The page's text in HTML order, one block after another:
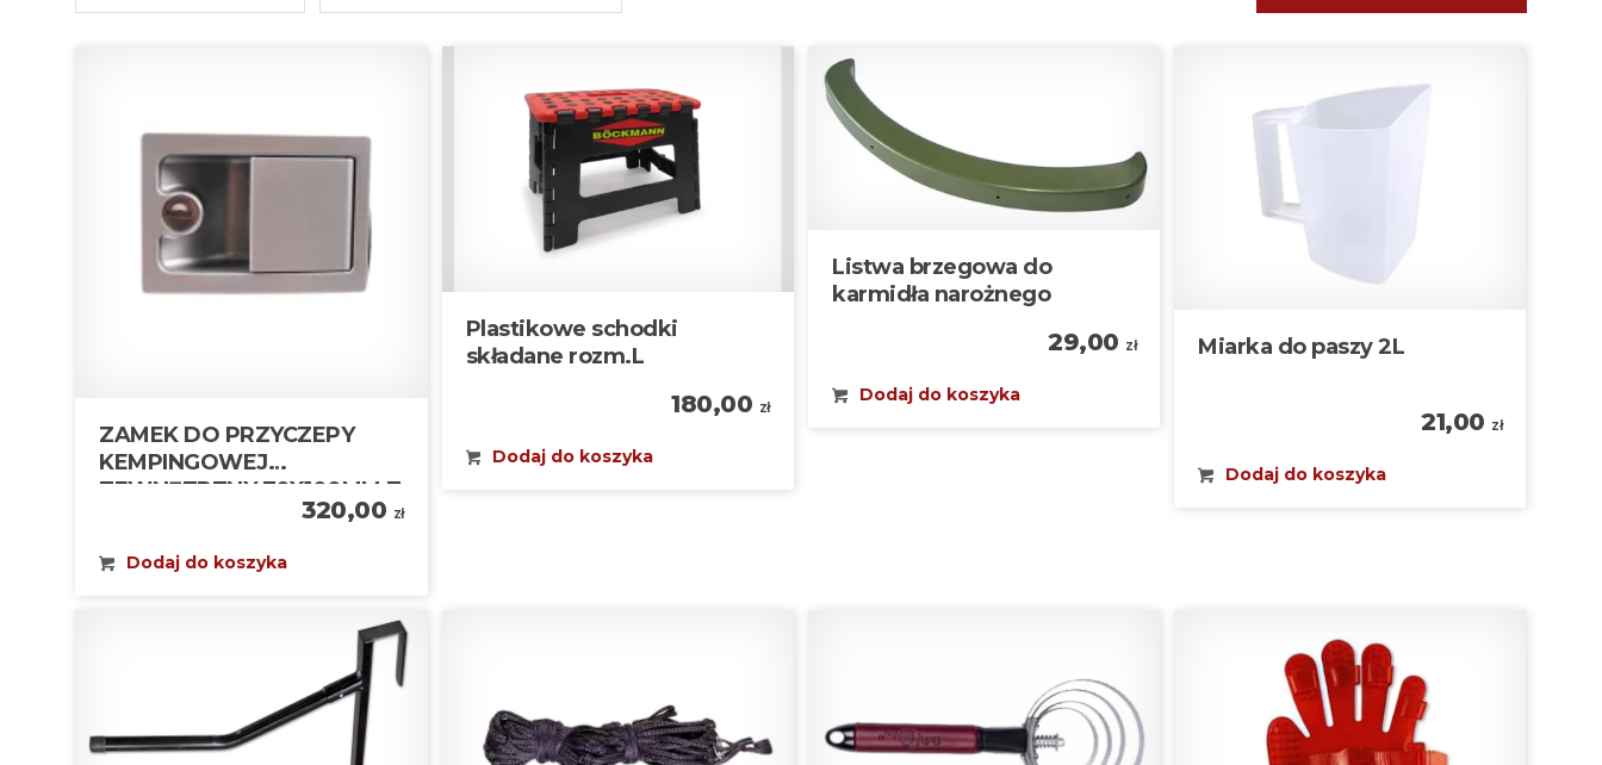
ZAMEK DO PRZYCZEPY
KEMPINGOWEJ
ZEWNĘTRZNY 70X100MM Z
320,00 zł
Dodaj do koszyka
Plastikowe schodki
składane rozm.L
180,00 zł
Dodaj do koszyka
Listwa brzegowa do
karmidła narożnego
29,00 zł
Dodaj do koszyka
Miarka do paszy 2L
21,00 zł
Dodaj do koszyka